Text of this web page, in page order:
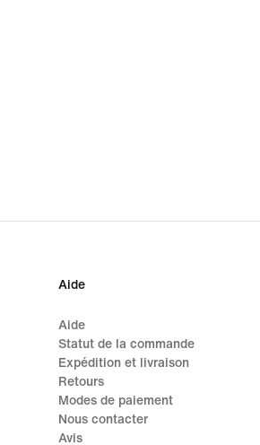
Aide
Aide
Statut de la commande
Expédition et livraison
Retours
Modes de paiement
Nous contacter
Avis